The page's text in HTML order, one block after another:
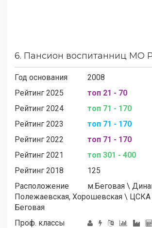
6. Пансион воспитанниц МО
Год основания
2008
Рейтинг 2025
топ 21 - 70
Рейтинг 2024
топ 71 - 170
Рейтинг 2023
топ 71 - 170
Рейтинг 2022
топ 71 - 170
Рейтинг 2021
топ 301 - 400
Рейтинг 2018
125
Расположение
м.Беговая \
Полежаевская, Хорошевская \ ЦСКА
Беговая
Проф. классы